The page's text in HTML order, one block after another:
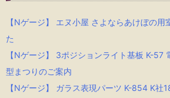
【Nゲージ】 エヌ小屋 さよならあけぼの用
た
【Nゲージ】 3ポジションライト基板 K-57
型まつりのご案内
【Nゲージ】 ガラス表現パーツ K-854 K社